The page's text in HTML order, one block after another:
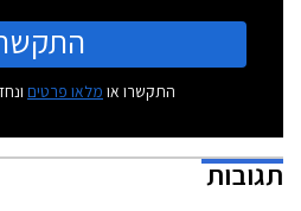
התקשרו או מלאו פרטים
תגובות